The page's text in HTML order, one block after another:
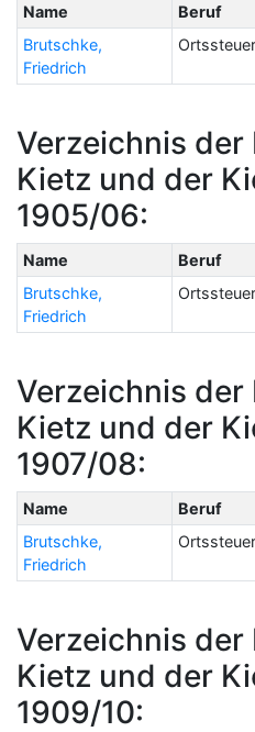
Name Beruf
Brutschke,
Friedrich
Verzeichnis der
Kietz und der
1905/06:
Name Beruf
Brutschke,
Friedrich
Verzeichnis der
Kietz und der
1907/08:
Name Beruf
Brutschke,
Friedrich
Verzeichnis der
Kietz und der
1909/10: